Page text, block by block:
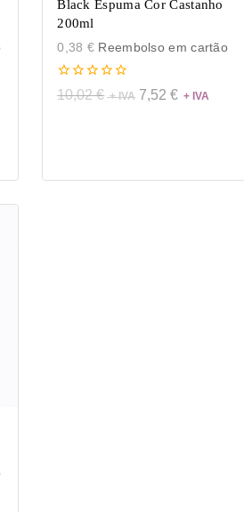
Black Espuma Cor Castanho
200ml
0,38 € Reembolso em cartão
0
de
10,02€ 7,52€